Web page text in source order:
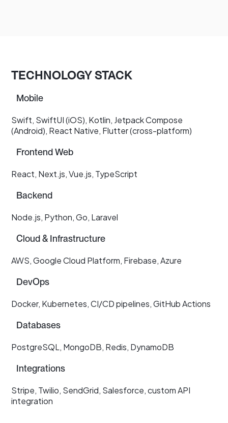
TECHNOLOGY STACK
Mobile
Swift, SwiftUI (iOS), Kotlin, Jetpack Compose
(Android), React Native, Flutter (cross-platform)
Frontend Web
React, Next.js, Vue.js, TypeScript
Backend
Node.js, Python, Go, Laravel
Cloud & Infrastructure
AWS, Google Cloud Platform, Firebase, Azure
DevOps
Docker, Kubernetes, CI/CD pipelines, GitHub Actions
Databases
PostgreSQL, MongoDB, Redis, DynamoDB
Integrations
Stripe, Twilio, SendGrid, Salesforce, custom API
integration